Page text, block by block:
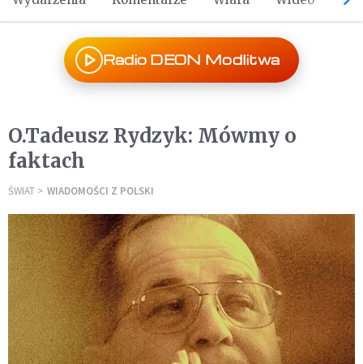
Radio DEON Modlitwa
O.Tadeusz Rydzyk: Mówmy o
faktach
ŚWIAT WIADOMOŚCI Z POLSKI